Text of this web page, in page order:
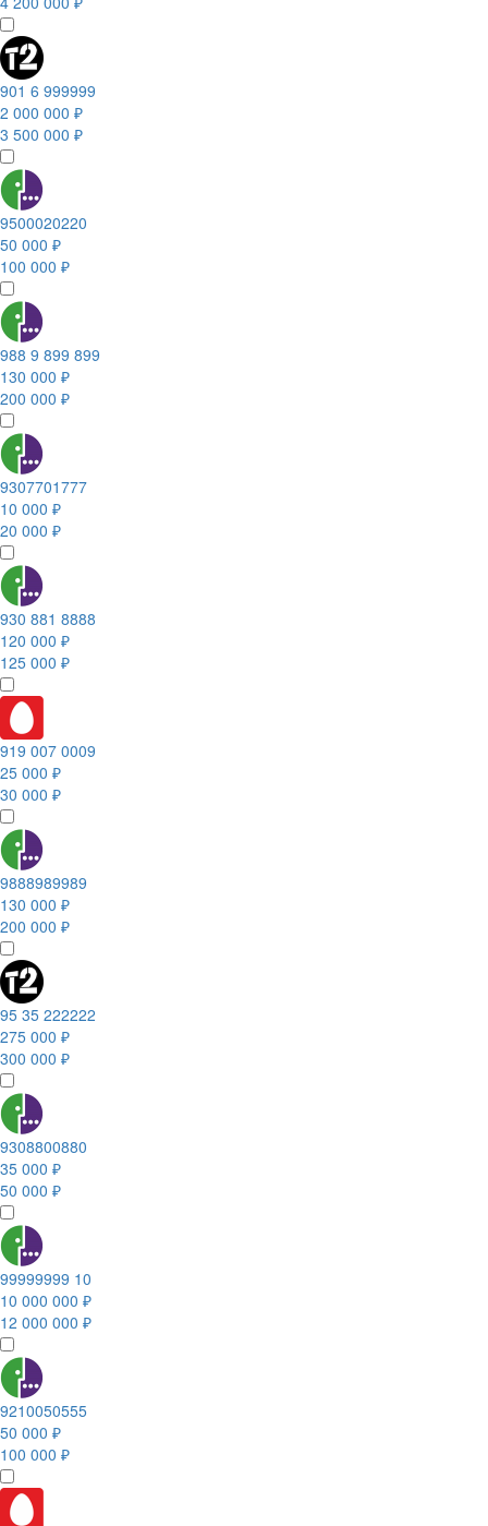
901 6 999999
2 000 000 ₽
3 500 000 ₽
9500020220
50 000 ₽
100 000 ₽
988 9 899 899
130 000 ₽
200 000 ₽
9307701777
10 000 ₽
20 000 ₽
930 881 8888
120 000 ₽
125 000 ₽
919 007 0009
25 000 ₽
30 000 ₽
9888989989
130 000 ₽
200 000 ₽
95 35 222222
275 000 ₽
300 000 ₽
9308800880
35 000 ₽
50 000 ₽
99999999 10
10 000 000 ₽
12 000 000 ₽
9210050555
50 000 ₽
100 000 ₽